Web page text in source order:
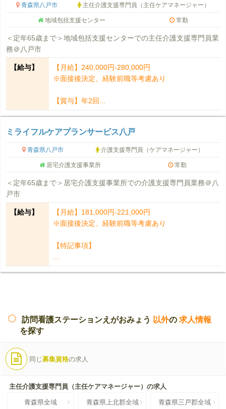
青森県八戸市 主任介護支援専門員（主任ケアマネージャー）
地域包括支援センター 常勤
＜定年65歳まで＞地域包括支援センターでの主任介護支援専門員業
務＠八戸市
【給与】
【月給】240,000円-280,000円
※面接後決定、経験前職等考慮あり
【賞与】年2回...
ミライフルケアプランサービス八戸
青森県八戸市 介護支援専門員（ケアマネージャー）
居宅介護支援事業所 常勤
＜定年65歳まで＞居宅介護支援事業所での介護支援専門員業務＠八
戸市
【給与】
【月給】181,000円-221,000円
※面接後決定、経験前職等考慮あり
【特記事項】
訪問看護ステーションえがおみょう 以外の 求人情報
を探す
同じ募集資格の求人
主任介護支援専門員（主任ケアマネージャー）の求人
青森県全域 青森県上北郡全域 青森県三戸郡全域